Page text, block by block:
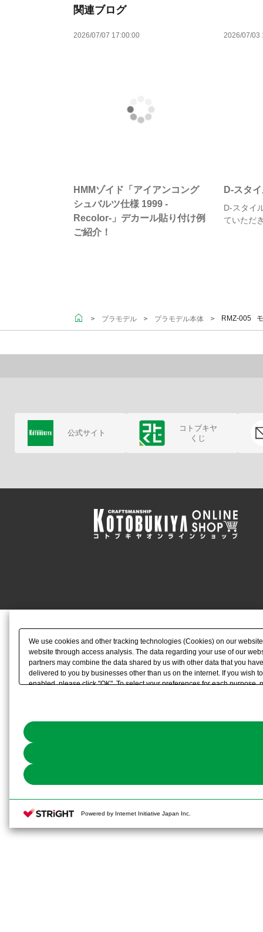
関連ブログ
2026/07/07 17:00:00
HMMゾイド「アイアンコング
シュバルツ仕様 1999 -
Recolor-」デカール貼り付け例
ご紹介！
2026/07/03
D-スタ
D-スタイ
ていただ
＞ プラモデル ＞ プラモデル本体 ＞ RMZ-005 モ
公式サイト
コトブキヤ
くじ
We use cookies and other tracking technologies (Cookies) on our
website through access analysis. The data regarding your use of our
partners may combine the data shared by us with other data that you
delivered to you by businesses other than us on the internet. If you wish
enabled, please click "OK". To select your preferences for each purpose,
Powered by Internet Initiative Japan Inc.